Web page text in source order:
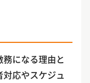
になる理由と
応やスケジュ